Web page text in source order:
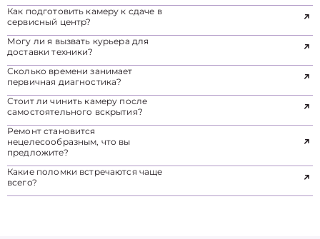
Как подготовить камеру к сдаче в
сервисный центр?
Могу ли я вызвать курьера для
доставки техники?
Сколько времени занимает
первичная диагностика?
Стоит ли чинить камеру после
самостоятельного вскрытия?
Ремонт становится
нецелесообразным, что вы
предложите?
Какие поломки встречаются чаще
всего?